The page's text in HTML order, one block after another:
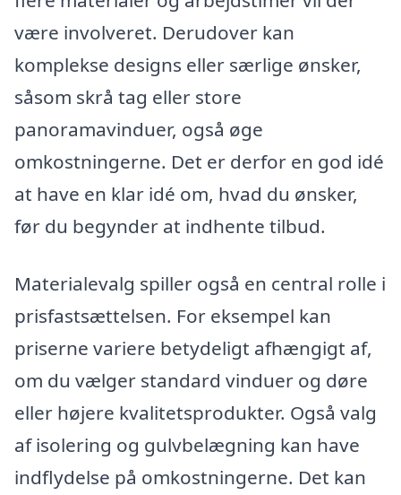
være involveret. Derudover kan
komplekse designs eller særlige ønsker,
såsom skrå tag eller store
panoramavinduer, også øge
omkostningerne. Det er derfor en god idé
at have en klar idé om, hvad du ønsker,
før du begynder at indhente tilbud.
Materialevalg spiller også en central rolle i
prisfastsættelsen. For eksempel kan
priserne variere betydeligt afhængigt af,
om du vælger standard vinduer og døre
eller højere kvalitetsprodukter. Også valg
af isolering og gulvbelægning kan have
indflydelse på omkostningerne. Det kan